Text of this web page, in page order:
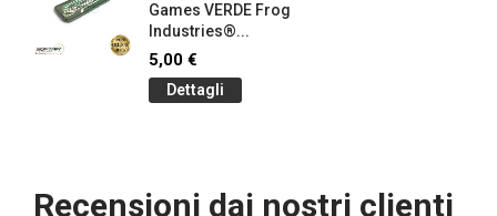
Games VERDE Frog
Industries®...
5,00 €
Dettagli
Recensioni dai nostri clienti